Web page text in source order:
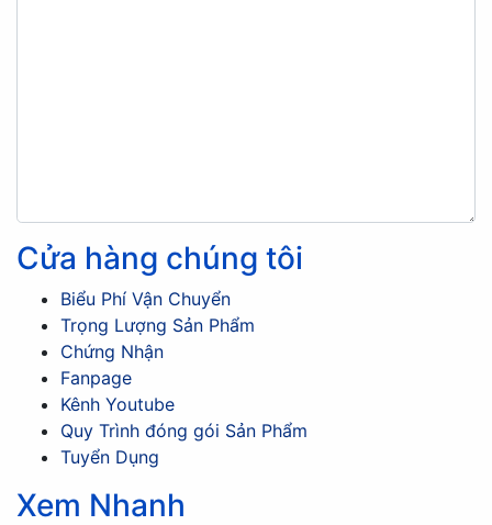
Cửa hàng chúng tôi
Biểu Phí Vận Chuyển
Trọng Lượng Sản Phẩm
Chứng Nhận
Fanpage
Kênh Youtube
Quy Trình đóng gói Sản Phẩm
Tuyển Dụng
Xem Nhanh